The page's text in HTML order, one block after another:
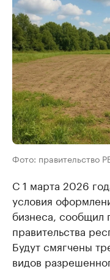
Фото: правительство
С 1 марта 2026
условия
бизнеса, сообщил
правительства
Будут смягчены
видов